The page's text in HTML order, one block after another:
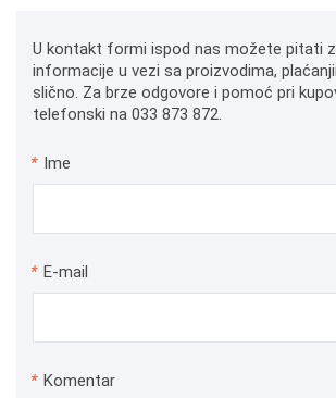
U kontakt formi ispod nas možete pitati
informacije u vezi sa proizvodima,
slično. Za brze odgovore i pomoć pri
telefonski na 033 873 872.
* Ime
* E-mail
* Komentar